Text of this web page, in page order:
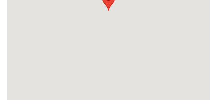
Lad